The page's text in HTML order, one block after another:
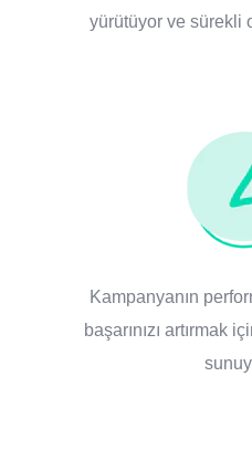
yürütüyor ve sürekli
Kampanyanın
başarınızı artırmak